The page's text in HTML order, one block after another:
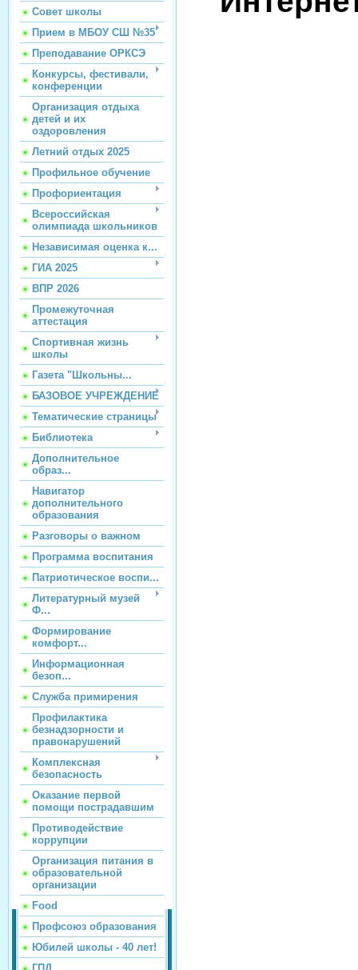
Совет школы
Прием в МБОУ СШ №35
Преподавание ОРКСЭ
Конкурсы, фестивали,
конференции
Организация отдыха
детей и их
оздоровления
Летний отдых 2025
Профильное обучение
Профориентация
Всероссийская
олимпиада школьников
Независимая оценка к...
ГИА 2025
ВПР 2026
Промежуточная
аттестация
Спортивная жизнь
школы
Газета "Школьны...
БАЗОВОЕ УЧРЕЖДЕНИЕ
Тематические страницы
Библиотека
Дополнительное
образ...
Навигатор
дополнительного
образования
Разговоры о важном
Программа воспитания
Патриотическое воспи...
Литературный музей
Ф...
Формирование
комфорт...
Информационная
безоп...
Служба примирения
Профилактика
безнадзорности и
правонарушений
Комплексная
безопасность
Оказание первой
помощи пострадавшим
Противодействие
коррупции
Организация питания в
образовательной
организации
Food
Профсоюз образования
Юбилей школы - 40 лет!